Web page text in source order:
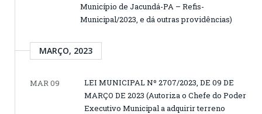
Município de Jacundá-PA – Refis-
Municipal/2023, e dá outras providências)
MARÇO, 2023
MAR 09
LEI MUNICIPAL Nº 2707/2023, DE 09 DE
MARÇO DE 2023 (Autoriza o Chefe do Poder
Executivo Municipal a adquirir terreno